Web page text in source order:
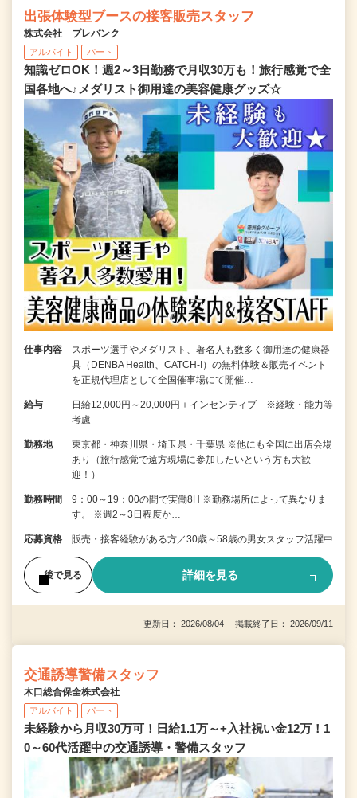
出張体験型ブースの接客販売スタッフ
株式会社 プレバンク
アルバイト パート
知識ゼロOK！週2～3日勤務で月収30万も！旅行感覚で全
国各地へ♪メダリスト御用達の美容健康グッズ☆
仕事内容
スポーツ選手やメダリスト、著名人も数多く御用達の健康器
具（DENBA Health、CATCH-I）の無料体験＆販売イベント
を正規代理店として全国催事場にて開催…
給与
日給12,000円～20,000円＋インセンティブ ※経験・能力等
考慮
勤務地
東京都・神奈川県・埼玉県・千葉県 ※他にも全国に出店会場
あり（旅行感覚で遠方現場に参加したいという方も大歓
迎！）
勤務時間
9：00～19：00の間で実働8H ※勤務場所によって異なりま
す。 ※週2～3日程度か…
応募資格 販売・接客経験がある方／30歳～58歳の男女スタッフ活躍中
後で見る 詳細を見る
更新日： 2026/08/04 掲載終了日： 2026/09/11
交通誘導警備スタッフ
木口総合保全株式会社
アルバイト パート
未経験から月収30万可！日給1.1万～+入社祝い金12万！1
0～60代活躍中の交通誘導・警備スタッフ